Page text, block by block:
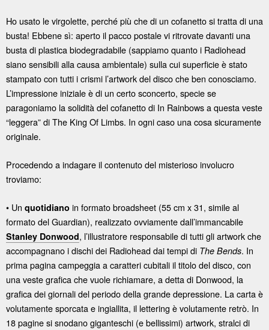
Ho usato le virgolette, perché più che di un cofanetto si tratta di una
busta! Ebbene sì: aperto il pacco postale vi ritrovate davanti una
busta di plastica biodegradabile (sappiamo quanto i Radiohead
siano sensibili alla causa ambientale) sulla cui superficie è stato
stampato con tutti i crismi l’artwork del disco che ben conosciamo.
L’impressione iniziale è di un certo sconcerto, specie se
paragoniamo la solidità del cofanetto di In Rainbows a questa veste
“leggera” di The King Of Limbs. In ogni caso una cosa sicuramente
originale.
Procedendo a indagare il contenuto del misterioso involucro
troviamo:
• Un quotidiano in formato broadsheet (55 cm x 31, simile al
formato del Guardian), realizzato ovviamente dall’immancabile
Stanley Donwood, l’illustratore responsabile di tutti gli artwork che
accompagnano i dischi dei Radiohead dai tempi di The Bends. In
prima pagina campeggia a caratteri cubitali il titolo del disco, con
una veste grafica che vuole richiamare, a detta di Donwood, la
grafica dei giornali del periodo della grande depressione. La carta è
volutamente sporcata e ingiallita, il lettering è volutamente retrò. In
18 pagine si snodano giganteschi (e bellissimi) artwork, stralci di